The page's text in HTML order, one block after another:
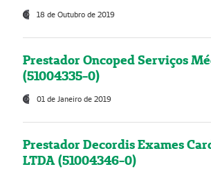
18 de Outubro de 2019
Prestador Oncoped Serviços
(51004335-0)
01 de Janeiro de 2019
Prestador Decordis Exames
LTDA (51004346-0)